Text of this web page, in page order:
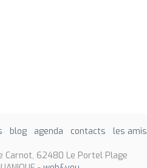
blog agenda contacts les amis
Carnot, 62480 Le Portel Plage